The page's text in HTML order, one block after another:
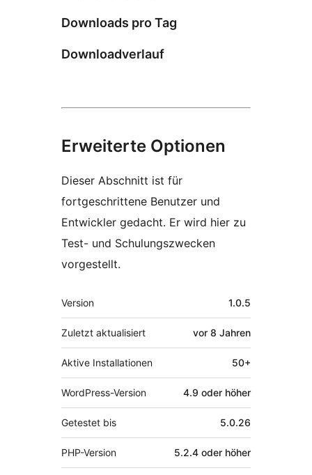
Downloads pro Tag
Downloadverlauf
Erweiterte Optionen
Dieser Abschnitt ist für
fortgeschrittene Benutzer und
Entwickler gedacht. Er wird hier zu
Test- und Schulungszwecken
vorgestellt.
Meta
Version 1.0.5
Zuletzt aktualisiert vor 8 Jahren
Aktive Installationen 50+
WordPress-Version 4.9 oder höher
Getestet bis 5.0.26
PHP-Version 5.2.4 oder höher